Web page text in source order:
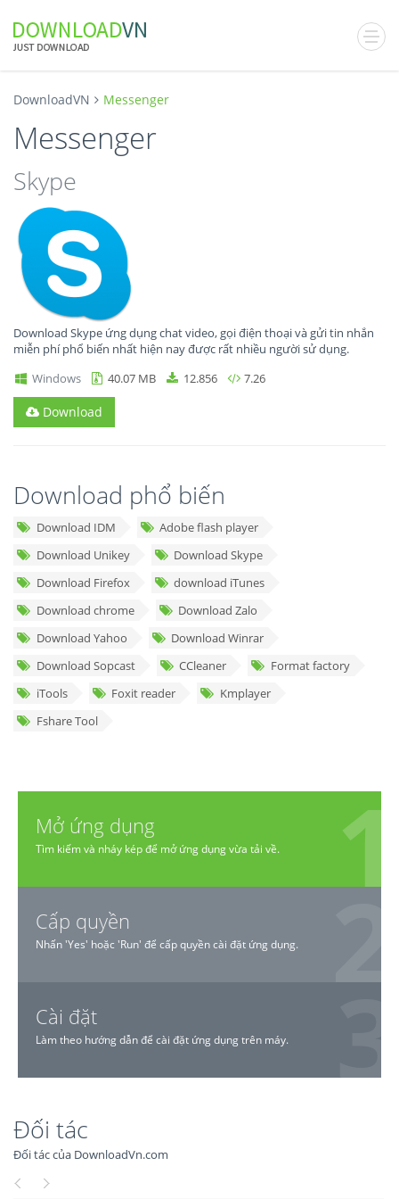
DownloadVN Messenger
Messenger
Skype
Download Skype ứng dụng chat video, gọi điện thoại và gửi tin nhắn
miễn phí phổ biến nhất hiện nay được rất nhiều người sử dụng.
Windows
40.07 MB 12.856 7.26
Download
Download phổ biến
Download IDM
Adobe flash player
Download Unikey
Download Skype
Download Firefox
download iTunes
Download chrome
Download Zalo
Download Yahoo
Download Winrar
Download Sopcast
CCleaner
Format factory
iTools
Foxit reader
Kmplayer
Fshare Tool
Mở ứng dụng
Tìm kiếm và nháy kép để mở ứng dụng vừa tải về.
Cấp quyền
Nhấn 'Yes' hoặc 'Run' để cấp quyền cài đặt ứng dụng.
Cài đặt
Làm theo hướng dẫn để cài đặt ứng dụng trên máy.
Đối tác
Đối tác của DownloadVn.com